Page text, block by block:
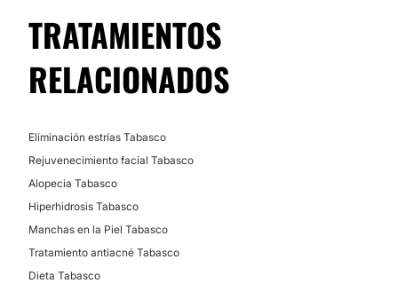
TRATAMIENTOS
RELACIONADOS
Eliminación estrías Tabasco
Rejuvenecimiento facial Tabasco
Alopecia Tabasco
Hiperhidrosis Tabasco
Manchas en la Piel Tabasco
Tratamiento antiacné Tabasco
Dieta Tabasco